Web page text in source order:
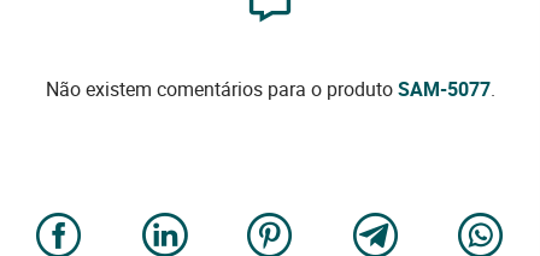
Não existem comentários para o produtoSAM-5077.